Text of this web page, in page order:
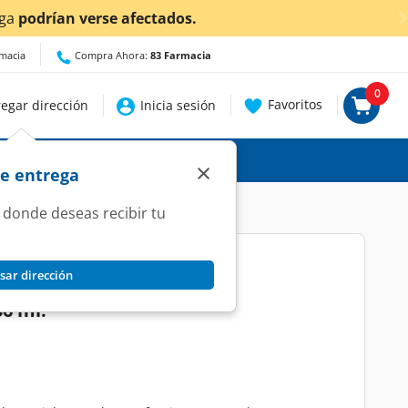
podrían verse afectados.
Compra Ahora: 83 Farmacia
dirección
entrega
deseas recibir tu
dirección
×
Inicia sesión Favoritos
0
Limpiador Facial Control
ml.